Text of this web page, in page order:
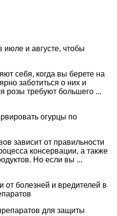
июле и августе, чтобы
себя, когда вы берете на
заботиться о них и
розы требуют большего ...
огурцы по
зависит от правильности
консервации, а также
Но если вы ...
болезней и вредителей в
для защиты